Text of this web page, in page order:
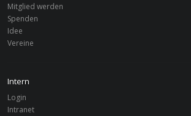
Mitglied werden
Spenden
Idee
Vereine
Intern
Login
Intranet